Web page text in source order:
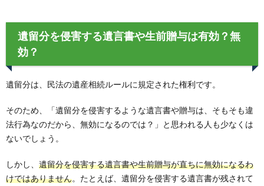
遺留分を侵害する遺言書や生前贈与は有効？無
効？
遺留分は、民法の遺産相続ルールに規定された権利です。
そのため、「遺留分を侵害するような遺言書や贈与は、そもそも違
法行為なのだから、無効になるのでは？」と思われる人も少なくは
ないでしょう。
しかし、 遺留分を侵害する遺言書や生前贈与が直ちに無効になるわ
けではありません。たとえば、遺留分を侵害する遺言書が残されて